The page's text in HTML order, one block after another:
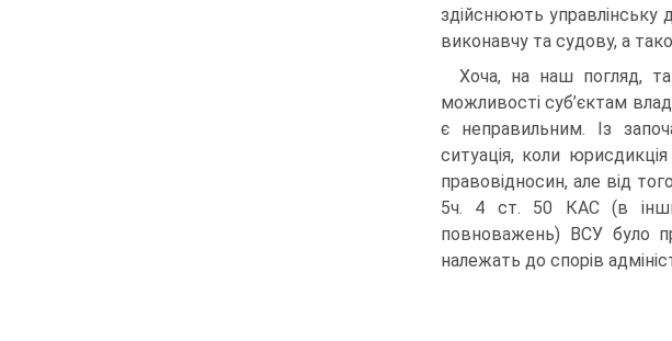
здійснюють управлінську
вико­навчу та судову, а
Хоча, на наш погляд,
можливості суб’єктам
є неправильним. Із
ситуація, коли
правовідносин, але від
5ч. 4 ст. 50 КАС (в
повноважень) ВСУ було
належать до спорів